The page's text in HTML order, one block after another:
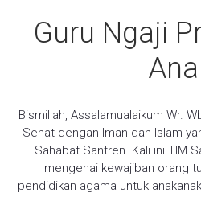
Guru Ngaji
Bismillah, Assalamualaikum Wr.
Sehat dengan Iman dan Islam
Sahabat Santren. Kali ini TIM
mengenai kewajiban orang
pendidikan agama untuk